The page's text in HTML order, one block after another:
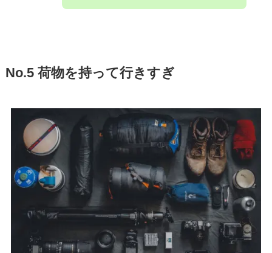
No.5 荷物を持って行きすぎ